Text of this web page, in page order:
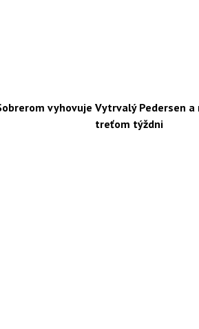
vyhovuje Vytrvalý Pedersen a
treťom týždni